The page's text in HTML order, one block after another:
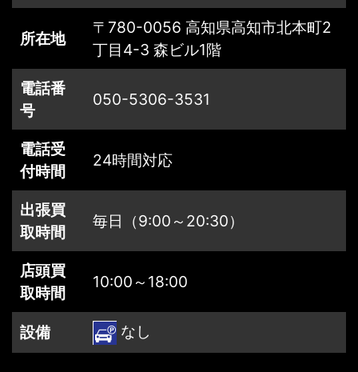
所在地
〒780-0056 高知県高知市北本町2
丁目4-3 森ビル1階
電話番
号
050-5306-3531
電話受
付時間
24時間対応
出張買
取時間
毎日（9:00～20:30）
店頭買
取時間
10:00～18:00
設備 なし